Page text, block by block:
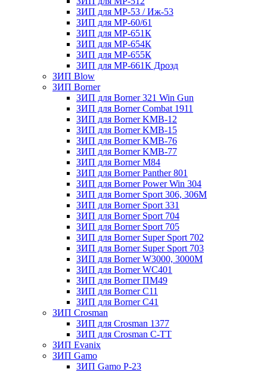
ЗИП для МР-53 / Иж-53
ЗИП для МР-60/61
ЗИП для МР-651К
ЗИП для МР-654К
ЗИП для МР-655К
ЗИП для МР-661К Дрозд
ЗИП Blow
ЗИП Borner
ЗИП для Borner 321 Win Gun
ЗИП для Borner Combat 1911
ЗИП для Borner KMB-12
ЗИП для Borner KMB-15
ЗИП для Borner KMB-76
ЗИП для Borner KMB-77
ЗИП для Borner M84
ЗИП для Borner Panther 801
ЗИП для Borner Power Win 304
ЗИП для Borner Sport 306, 306M
ЗИП для Borner Sport 331
ЗИП для Borner Sport 704
ЗИП для Borner Sport 705
ЗИП для Borner Super Sport 702
ЗИП для Borner Super Sport 703
ЗИП для Borner W3000, 3000М
ЗИП для Borner WC401
ЗИП для Borner ПМ49
ЗИП для Borner С11
ЗИП для Borner С41
ЗИП Crosman
ЗИП для Crosman 1377
ЗИП для Crosman C-TT
ЗИП Evanix
ЗИП Gamo
ЗИП Gamo P-23